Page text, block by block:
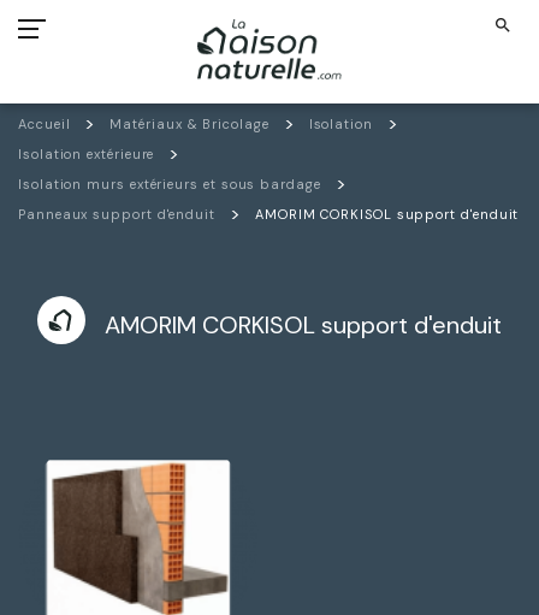
search
Accueil Matériaux & Bricolage
Isolation
Isolation extérieure
Isolation murs extérieurs et sous bardage
Panneaux support d'enduit
AMORIM CORKISOL support d'enduit
AMORIM CORKISOL support d'enduit